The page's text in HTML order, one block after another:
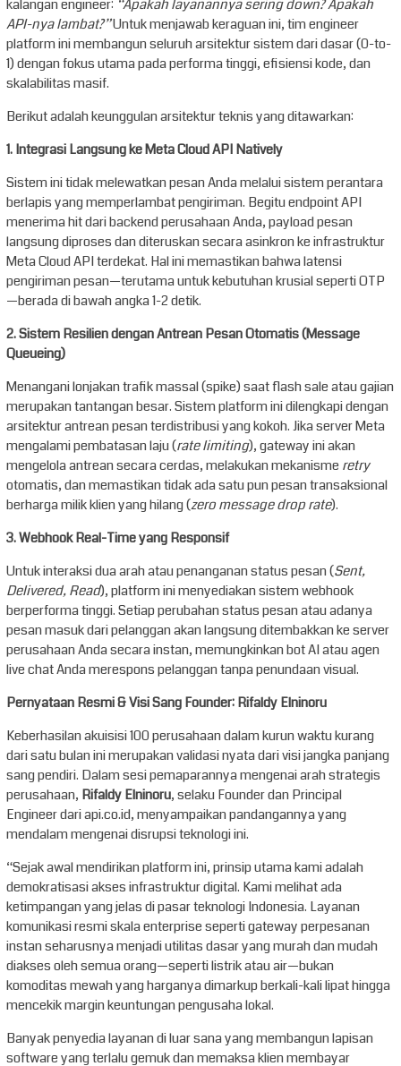
kalangan engineer: “Apakah layanannya sering down? Apakah
API-nya lambat?”Untuk menjawab keraguan ini, tim engineer
platform ini membangun seluruh arsitektur sistem dari dasar (0-to-
1) dengan fokus utama pada performa tinggi, efisiensi kode, dan
skalabilitas masif.
Berikut adalah keunggulan arsitektur teknis yang ditawarkan:
1. Integrasi Langsung ke Meta Cloud API Natively
Sistem ini tidak melewatkan pesan Anda melalui sistem perantara
berlapis yang memperlambat pengiriman. Begitu endpoint API
menerima hit dari backend perusahaan Anda, payload pesan
langsung diproses dan diteruskan secara asinkron ke infrastruktur
Meta Cloud API terdekat. Hal ini memastikan bahwa latensi
pengiriman pesan—terutama untuk kebutuhan krusial seperti OTP
—berada di bawah angka 1-2 detik.
2. Sistem Resilien dengan Antrean Pesan Otomatis (Message
Queueing)
Menangani lonjakan trafik massal (spike) saat flash sale atau gajian
merupakan tantangan besar. Sistem platform ini dilengkapi dengan
arsitektur antrean pesan terdistribusi yang kokoh. Jika server Meta
mengalami pembatasan laju (rate limiting), gateway ini akan
mengelola antrean secara cerdas, melakukan mekanisme retry
otomatis, dan memastikan tidak ada satu pun pesan transaksional
berharga milik klien yang hilang (zero message drop rate).
3. Webhook Real-Time yang Responsif
Untuk interaksi dua arah atau penanganan status pesan (Sent,
Delivered, Read), platform ini menyediakan sistem webhook
berperforma tinggi. Setiap perubahan status pesan atau adanya
pesan masuk dari pelanggan akan langsung ditembakkan ke server
perusahaan Anda secara instan, memungkinkan bot AI atau agen
live chat Anda merespons pelanggan tanpa penundaan visual.
Pernyataan Resmi & Visi Sang Founder: Rifaldy Elninoru
Keberhasilan akuisisi 100 perusahaan dalam kurun waktu kurang
dari satu bulan ini merupakan validasi nyata dari visi jangka panjang
sang pendiri. Dalam sesi pemaparannya mengenai arah strategis
perusahaan, Rifaldy Elninoru, selaku Founder dan Principal
Engineer dari api.co.id, menyampaikan pandangannya yang
mendalam mengenai disrupsi teknologi ini.
“Sejak awal mendirikan platform ini, prinsip utama kami adalah
demokratisasi akses infrastruktur digital. Kami melihat ada
ketimpangan yang jelas di pasar teknologi Indonesia. Layanan
komunikasi resmi skala enterprise seperti gateway perpesanan
instan seharusnya menjadi utilitas dasar yang murah dan mudah
diakses oleh semua orang—seperti listrik atau air—bukan
komoditas mewah yang harganya dimarkup berkali-kali lipat hingga
mencekik margin keuntungan pengusaha lokal.
Banyak penyedia layanan di luar sana yang membangun lapisan
software yang terlalu gemuk dan memaksa klien membayar